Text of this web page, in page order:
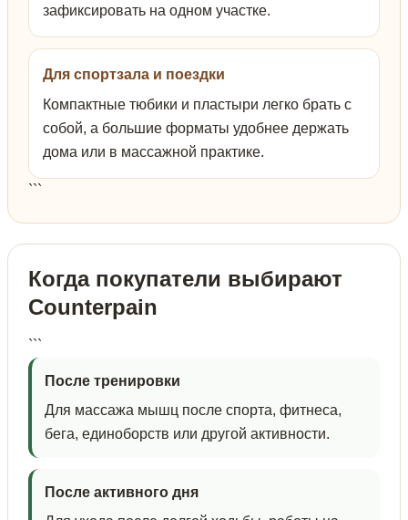
зафиксировать на одном участке.
Для спортзала и поездки
Компактные тюбики и пластыри легко брать с
собой, а большие форматы удобнее держать
дома или в массажной практике.
```
Когда покупатели выбирают
Counterpain
```
После тренировки
Для массажа мышц после спорта, фитнеса,
бега, единоборств или другой активности.
После активного дня